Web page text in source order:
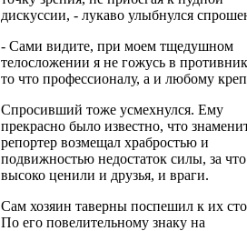
дискуссии, - лукаво улыбнулся
- Сами видите, при моем тщедушном
телосложении я не гожусь в
то что профессионалу, а и любому
Спросивший тоже усмехнулся. Ему
прекрасно было известно, что
репортер возмещал храбростью и
подвижностью недостаток силы, за
высоко ценили и друзья, и враги.
Сам хозяин таверны поспешил к их
По его повелительному знаку на